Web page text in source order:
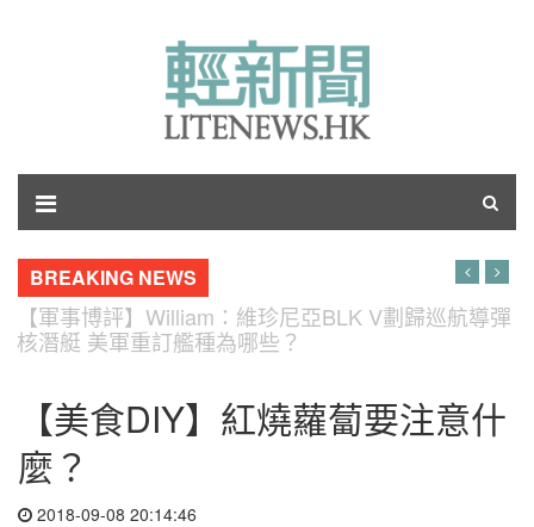
BREAKING NEWS
【軍事博評】William：維珍尼亞BLK V劃歸巡航導彈
核潛艇 美軍重訂艦種為哪些？
【美食DIY】紅燒蘿蔔要注意什
麼？
2018-09-08 20:14:46